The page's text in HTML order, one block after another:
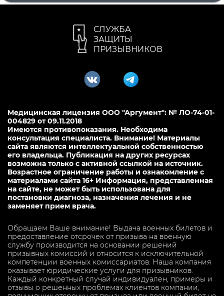
СЛУЖБА
ЗАЩИТЫ
ПРИЗЫВНИКОВ
Медицинская лицензия ООО "Аргумент": № ЛО-74-01-
004829 от 09.11.2018
Имеются противопоказания. Необходима
консультация специалиста. Внимание! Материалы
сайта являются интеллектуальной собственностью
его владельца. Публикация на других ресурсах
возможна только с активной ссылкой на источник.
Возрастное ограничение работы и ознакомление с
материалами сайта 16+ Информация, представленная
на сайте, не может быть использована для
постановки диагноза, назначения лечения и не
заменяет прием врача.
Обращаем Ваше внимание! Выдача военных билетов и
предоставление отсрочек от призыва на военную
службу производится на основании решений
призывных комиссий и относится к исключительной
компетенции военных комиссариатов. Наша компания
оказывает юридические услуги для призывников.
Каждый конкретный случай индивидуален, примеры и
отзывы о решенных проблемах клиентов компании,